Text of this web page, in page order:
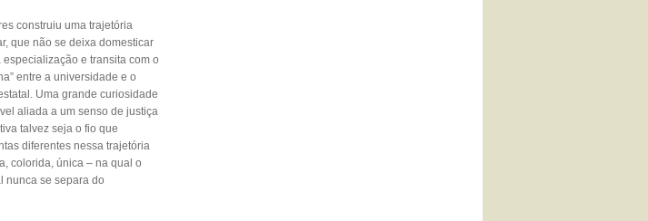
construiu uma trajetória
que não se deixa domesticar
e transita com o
entre a universidade e o
Uma grande curiosidade
aliada a um senso de justiça
talvez seja o fio que
diferentes nessa trajetória
colorida, única – na qual o
nunca se separa do